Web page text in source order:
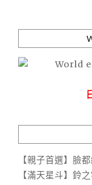
【親子首選】臉
【滿天星斗】鈴